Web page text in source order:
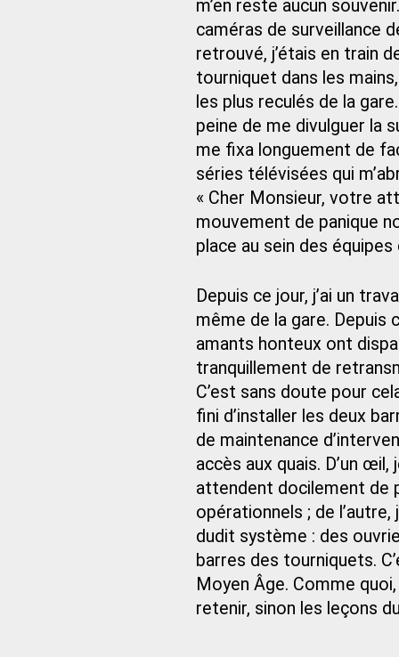
m’en reste aucun
caméras de surveillance
retrouvé, j’étais en train
tourniquet dans les
les plus reculés de la
peine de me divulguer la
me fixa longuement de
séries télévisées qui
« Cher Monsieur, votre
mouvement de panique
place au sein des
Depuis ce jour, j’ai un
même de la gare. Depuis
amants honteux ont
tranquillement de
C’est sans doute pour
fini d’installer les deux
de maintenance
accès aux quais. D’un
attendent docilement de
opérationnels ; de
dudit système : des
barres des tourniquets.
Moyen Âge. Comme
retenir, sinon les leçons